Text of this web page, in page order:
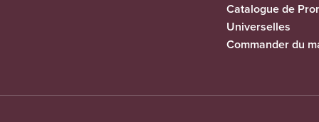
Catalogue de
Universelles
Commander du